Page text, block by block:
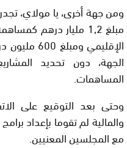
ومن جهة أخرى، يا مولاي،
مبلغ 1,2 مليار درهم
الإقليمي
الجهة، دون تحديد
المساهمات.
وحتى بعد التوقيع على
والمالية لم تقوما بإعداد
مع المجلسين المعنيين.